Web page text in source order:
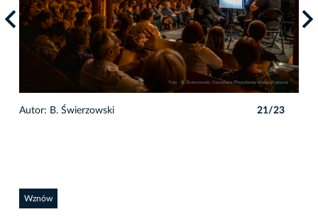
Autor: B. Świerzowski 21/23
Wznów